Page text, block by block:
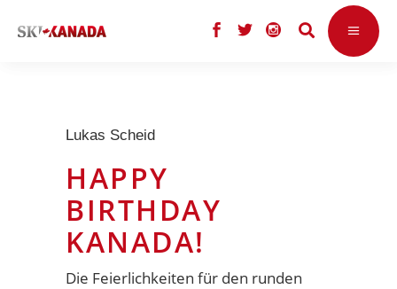
Lukas Scheid
HAPPY
BIRTHDAY
KANADA!
Die Feierlichkeiten für den runden